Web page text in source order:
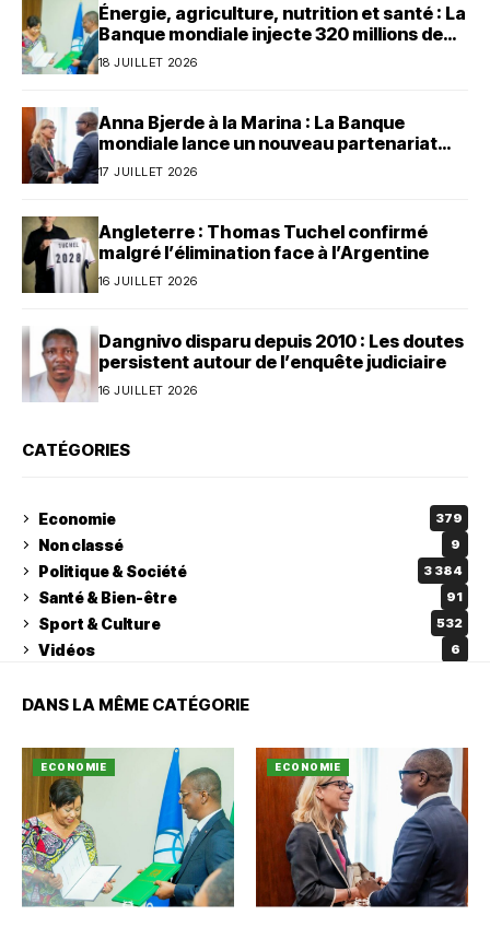
Énergie, agriculture, nutrition et santé : La
Banque mondiale injecte 320 millions de
dollars au Bénin
18 JUILLET 2026
Anna Bjerde à la Marina : La Banque
mondiale lance un nouveau partenariat
avec le Bénin
17 JUILLET 2026
Angleterre : Thomas Tuchel confirmé
malgré l’élimination face à l’Argentine
16 JUILLET 2026
Dangnivo disparu depuis 2010 : Les doutes
persistent autour de l’enquête judiciaire
16 JUILLET 2026
CATÉGORIES
Economie 379
Non classé 9
Politique & Société 3 384
Santé & Bien-être 91
Sport & Culture 532
Vidéos 6
DANS LA MÊME CATÉGORIE
ECONOMIE ECONOMIE